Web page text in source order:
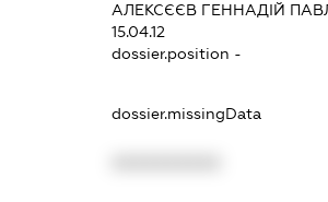
АЛЕКСЄЄВ ГЕННАДІЙ
15.04.12
dossier.position -
dossier.missingData